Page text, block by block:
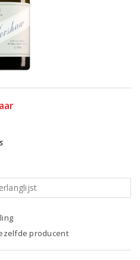
producent